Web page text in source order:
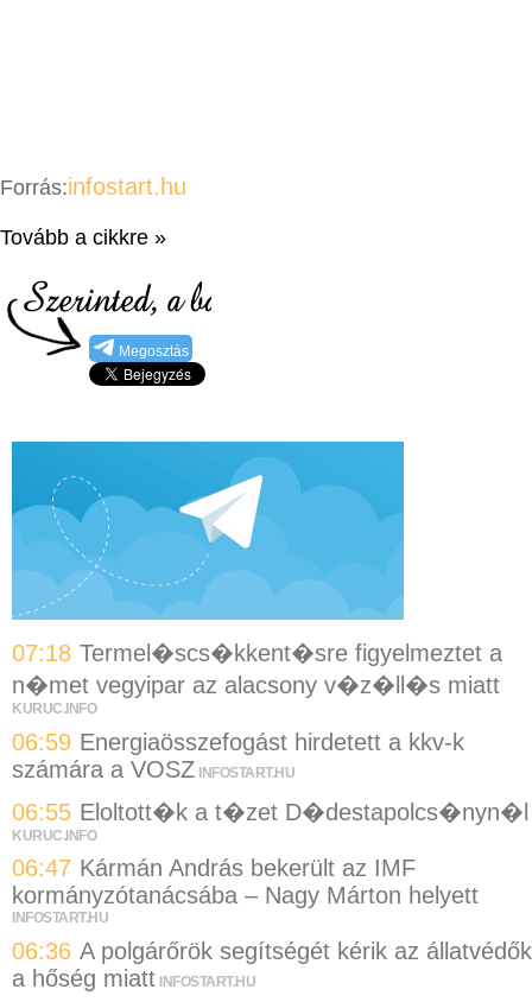
Forrás:infostart.hu
Tovább a cikkre »
Megosztás
07:18 Termel�scs�kkent�sre figyelmeztet a
n�met vegyipar az alacsony v�z�ll�s miatt
KURUC.INFO
06:59 Energiaösszefogást hirdetett a kkv-k
számára a VOSZ INFOSTART.HU
06:55 Eloltott�k a t�zet D�destapolcs�nyn�l
KURUC.INFO
06:47 Kármán András bekerült az IMF
kormányzótanácsába – Nagy Márton helyett
INFOSTART.HU
06:36 A polgárőrök segítségét kérik az állatvédők
a hőség miatt INFOSTART.HU